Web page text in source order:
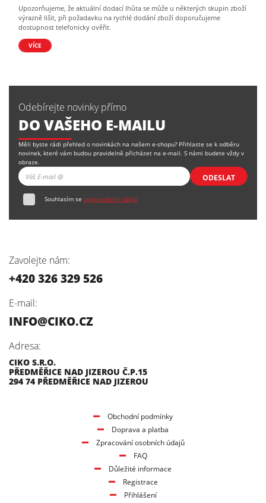
Upozorňujeme, že aktuální dodací lhůta se může u některých skupin zboží
výrazně lišit, při požadavku na rychlé dodání zboží doporučujeme
dostupnost telefonicky ověřit.
VÍCE
Odebírejte novinky přímo
DO VAŠEHO E-MAILU
Měli byste rádi přehled o novinkách na našem e-shopu? Přihlaste se k odběru
novinek, které vám budou pravidelně přicházet na e-mail. S námi budete vždy v
obraze.
ODESLAT
Souhlasím se zpracováním údajů
Zavolejte nám:
+420 326 329 526
E-mail:
INFO@CIKO.CZ
Adresa:
CIKO S.R.O.
PŘEDMĚŘICE NAD JIZEROU Č.P.15
294 74 PŘEDMĚŘICE NAD JIZEROU
Obchodní podmínky
Doprava a platba
Zpracování osobních údajů
FAQ
Důležité informace
Registrace
Přihlášení